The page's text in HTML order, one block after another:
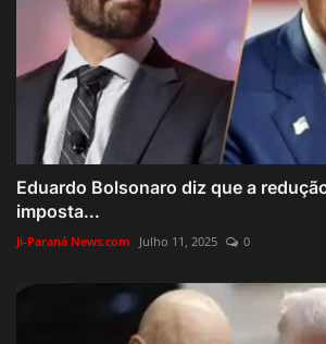
Eduardo Bolsonaro diz que a
imposta...
Ji-Paraná News.com Julho 11, 2025 0